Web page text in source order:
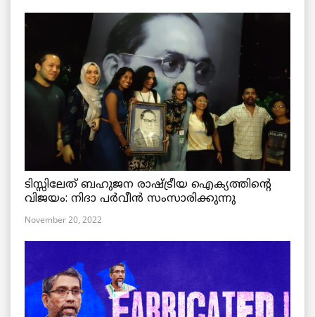
ടിസ്സിലേത് ബഹുജന രാഷ്ട്രീയ ഐക്യത്തിന്റെ
വിജയം: നിദാ പർവീൻ സംസാരിക്കുന്നു
November 20, 2022